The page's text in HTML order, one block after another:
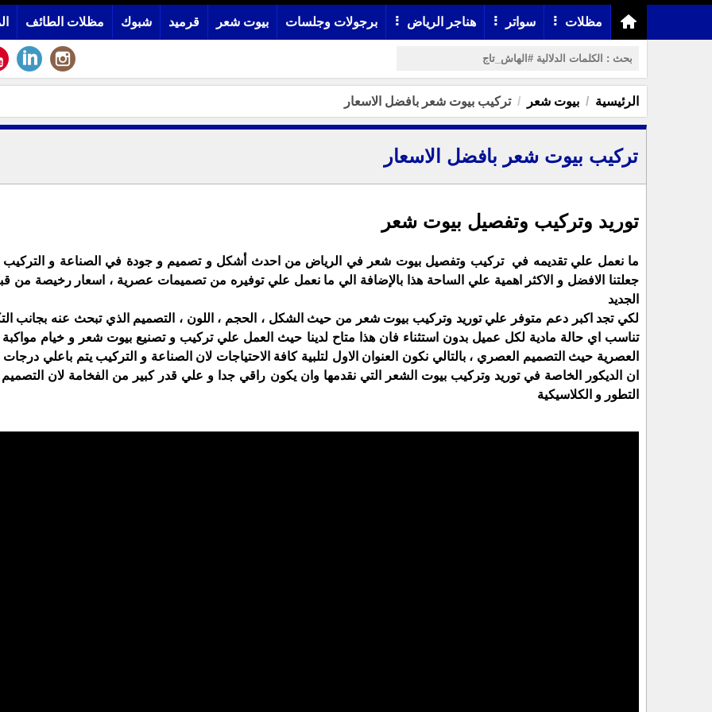
مظلات سواتر هناجر الرياض برجولات وجلسات بيوت شعر قرميد شبوك مظلات الطائف
الرئيسية بيوت شعر تركيب بيوت شعر بافضل الاسعار
تركيب بيوت شعر بافضل الاسعار
توريد وتركيب وتفصيل بيوت شعر
ما نعمل علي تقديمه في تركيب وتفصيل بيوت شعر في الرياض من احدث أشكل و تصميم و جودة في الصناعة و التركيب
جعلتنا الافضل و الاكثر اهمية علي الساحة هذا بالإضافة الي ما نعمل علي توفيره من تصميمات عصرية ، اسعار رخيصة من
الجديد
لكي تجد اكبر دعم متوفر علي توريد وتركيب بيوت شعر من حيث الشكل ، الحجم ، اللون ، التصميم الذي تبحث عنه بجانب
تناسب اي حالة مادية لكل عميل بدون استثناء فان هذا متاح لدينا حيث العمل علي تركيب و تصنيع بيوت شعر و خيام مواكبة
العصرية حيث التصميم العصري ، بالتالي نكون العنوان الاول لتلبية كافة الاحتياجات لان الصناعة و التركيب يتم باعلي درجات
ان الديكور الخاصة في توريد وتركيب بيوت الشعر التي نقدمها وان يكون راقي جدا و علي قدر كبير من الفخامة لان
التطور و الكلاسيكية